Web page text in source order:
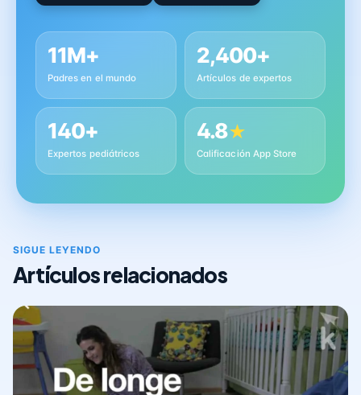
11M+
Padres en el mundo
2,400+
Artículos de expertos
140+
Expertos pediátricos
4.8★
Calificación App Store
SIGUE LEYENDO
Artículos relacionados